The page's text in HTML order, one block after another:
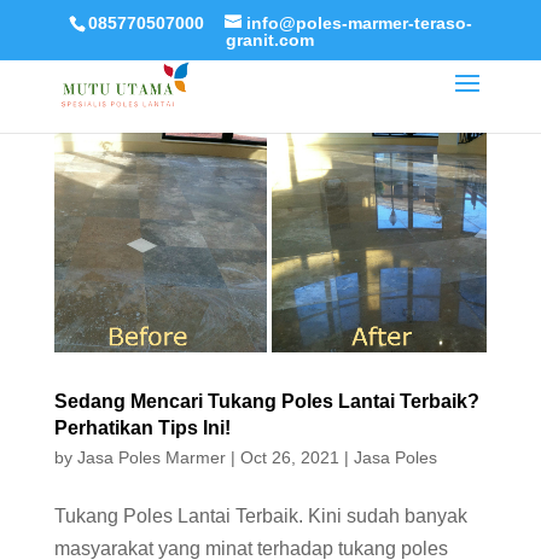
085770507000
info@poles-marmer-teraso-
granit.com
Sedang Mencari Tukang Poles Lantai Terbaik?
Perhatikan Tips Ini!
by Jasa Poles Marmer| Oct 26, 2021 | Jasa Poles
Tukang Poles Lantai Terbaik. Kini sudah banyak
masyarakat yang minat terhadap tukang poles